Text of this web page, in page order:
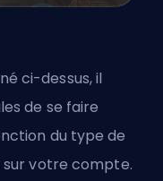
ci-dessus, il
de se faire
du type de
votre compte.